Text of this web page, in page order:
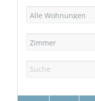
Alle Wohnungen
Zimmer
Search